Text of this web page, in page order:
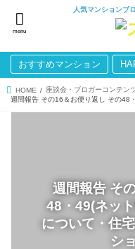
人気マンションブ
menu
おすすめマンション
HOME 座談会・ブロガーコンテン
週間報告 そ
48・49(ネッ
について・住
シ